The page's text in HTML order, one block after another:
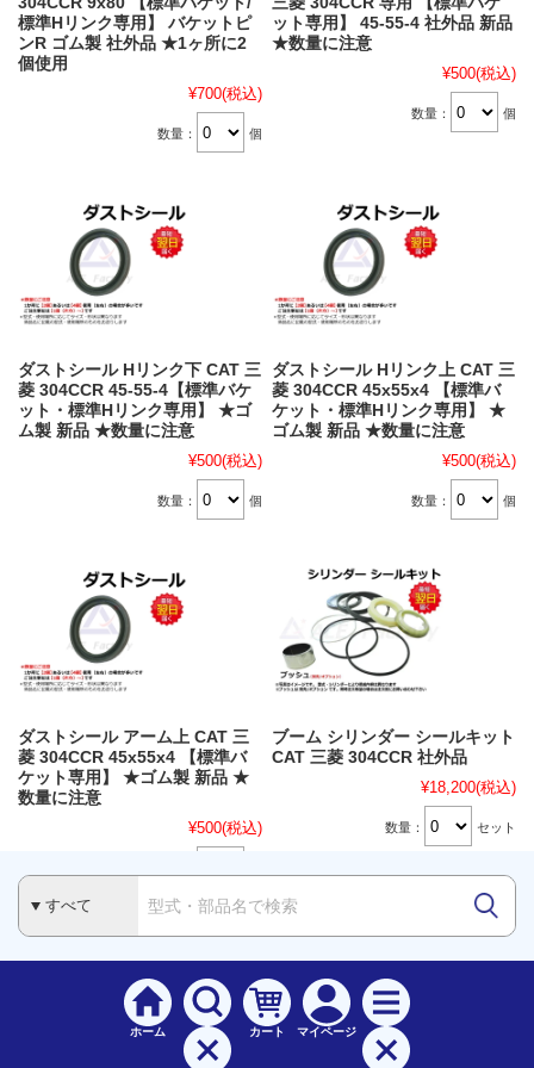
標準Hリンク専用】 バケットピ
ンR ゴム製 社外品 ★1ヶ所に2
個使用
¥700(税込)
数量： 個
ット専用】 45-55-4 社外品 新品
★数量に注意
¥500(税込)
数量： 個
ダストシール Hリンク下 CAT 三
菱 304CCR 45-55-4【標準バケ
ット・標準Hリンク専用】 ★ゴ
ム製 新品 ★数量に注意
¥500(税込)
数量： 個
ダストシール Hリンク上 CAT 三
菱 304CCR 45x55x4 【標準バ
ケット・標準Hリンク専用】 ★
ゴム製 新品 ★数量に注意
¥500(税込)
数量： 個
ダストシール アーム上 CAT 三
菱 304CCR 45x55x4 【標準バ
ケット専用】 ★ゴム製 新品 ★
数量に注意
¥500(税込)
ブーム シリンダー シールキット
CAT 三菱 304CCR 社外品
¥18,200(税込)
数量： セット
ホーム カート マイページ